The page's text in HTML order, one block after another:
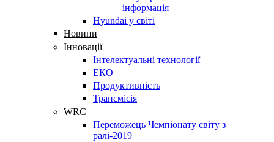
інформація
Hyundai у світі
Новини
Інновації
Інтелектуальні технології
ЕКО
Продуктивність
Трансмісія
WRC
Переможець Чемпіонату світу з
ралі-2019